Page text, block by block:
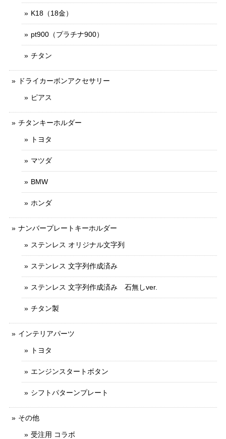
K18（18金）
pt900（プラチナ900）
チタン
ドライカーボンアクセサリー
ピアス
チタンキーホルダー
トヨタ
マツダ
BMW
ホンダ
ナンバープレートキーホルダー
ステンレス オリジナル文字列
ステンレス 文字列作成済み
ステンレス 文字列作成済み 石無しver.
チタン製
インテリアパーツ
トヨタ
エンジンスタートボタン
シフトパターンプレート
その他
受注用 コラボ